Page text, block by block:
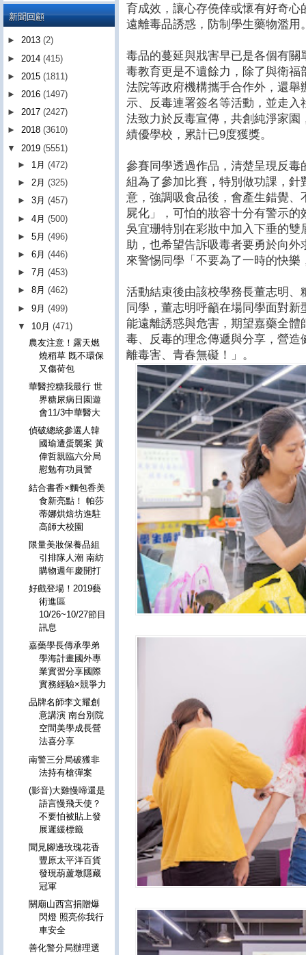
育成效，讓心存僥倖或懷有好奇
遠離毒品誘惑，防制學生藥物濫用
毒品的蔓延與戕害早已是各個有
毒教育更是不遺餘力，除了與衛
法院等政府機構攜手合作外，還
示、反毒連署簽名等活動，並走
法致力於反毒宣傳，共創純淨家
績優學校，累計已9度獲獎。
參賽同學透過作品，清楚呈現反
組為了參加比賽，特別做功課，
意，強調吸食品後，會產生錯覺
屍化」，可怕的妝容十分有警示
吳宜珊特別在彩妝中加入下垂的
助，也希望告訴吸毒者要勇於向
來警惕同學「不要為了一時的快樂
活動結束後由該校學務長董志明
同學，董志明呼籲在場同學面對
能遠離誘惑與危害，期望嘉藥全
毒、反毒的理念傳遞與分享，營
離毒害、青春無礙！」。
新聞回顧
► 2013 (2)
► 2014 (415)
► 2015 (1811)
► 2016 (1497)
► 2017 (2427)
► 2018 (3610)
▼ 2019 (5551)
► 1月(472)
►2月(325)
►3月(457)
►4月(500)
►5月(496)
►6月(446)
►7月(453)
►8月(462)
►9月(499)
▼ 10月(471)
農友注意！露天燃
燒稻草 既不環保
又傷荷包
華醫控糖我最行 世
界糖尿病日園遊
會11/3中華醫大
偵破總統參選人韓
國瑜遭蛋襲案 黃
偉哲親臨六分局
慰勉有功員警
結合書香×麵包香美
食新亮點！ 帕莎
蒂娜烘焙坊進駐
高師大校園
限量美妝保養品組
引排隊人潮 南紡
購物週年慶開打
好戲登場！2019藝
術進區
10/26~10/27節目
訊息
嘉藥學長傳承學弟
學海計畫國外專
業實習分享國際
實務經驗×競爭力
品牌名師李文耀創
意講演 南台別院
空間美學成長營
法喜分享
南警三分局破獲非
法持有槍彈案
(影音)大雞慢啼還是
語言慢飛天使？
不要怕被貼上發
展遲緩標籤
聞見腳邊玫瑰花香
豐原太平洋百貨
發現葫蘆墩隱藏
冠軍
關廟山西宮捐贈爆
閃燈 照亮你我行
車安全
善化警分局辦理選